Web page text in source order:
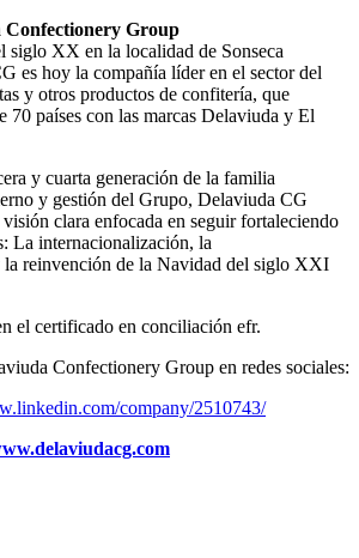
Confectionery Group
siglo XX en la localidad de Sonseca
es hoy la compañía líder en el sector del
y otros productos de confitería, que
70 países con las marcas Delaviuda y El
y cuarta generación de la familia
y gestión del Grupo, Delaviuda CG
clara enfocada en seguir fortaleciendo
La internacionalización, la
la reinvención de la Navidad del siglo XXI
el certificado en conciliación efr.
Confectionery Group en redes sociales:
company/2510743/